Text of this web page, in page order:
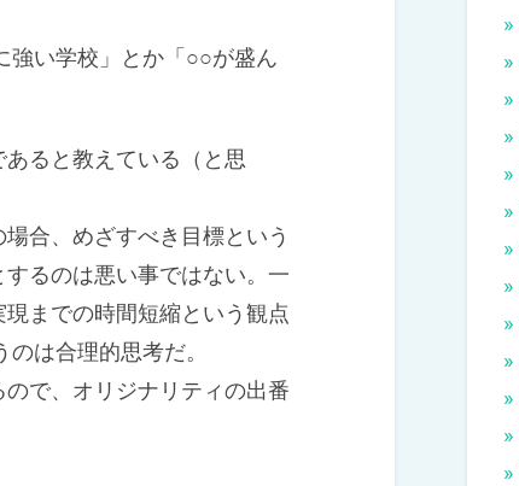
い学校」とか「○○が盛ん
ると教えている（と思
合、めざすべき目標という
るのは悪い事ではない。一
までの時間短縮という観点
は合理的思考だ。
で、オリジナリティの出番